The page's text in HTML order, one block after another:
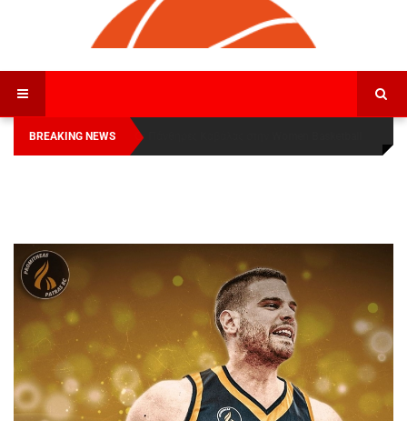
BREAKING NEWS
Οι Πάνθηρες Καβάλας στην Women Basketball
League 1